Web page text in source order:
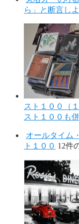
ら」と断言し
スト１００（
スト１００も
オールタイム
ト１００ 12件